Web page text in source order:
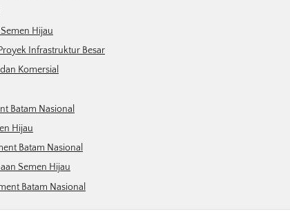
Hijau
Infrastruktur Besar
Komersial
Batam Nasional
Hijau
Batam Nasional
Semen Hijau
Batam Nasional